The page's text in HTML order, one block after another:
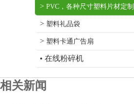
> PVC，各种尺寸塑料片材定制
> 塑料礼品袋
> 塑料卡通广告扇
• 在线粉碎机
相关新闻